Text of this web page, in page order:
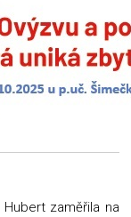
zaměřila na